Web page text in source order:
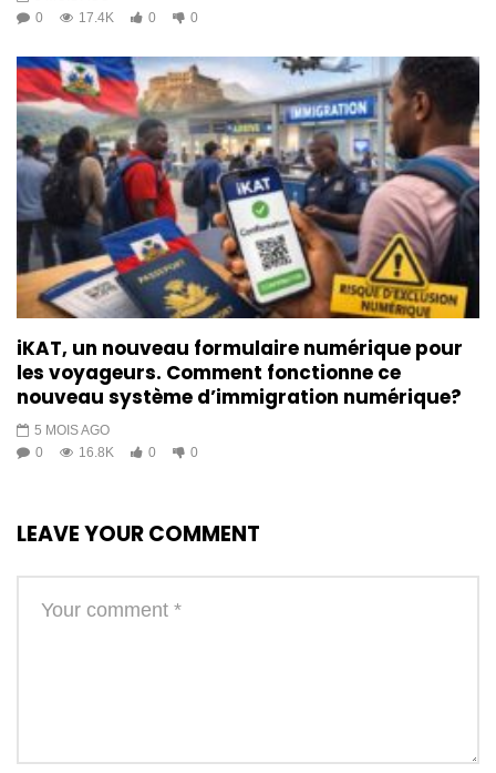
0
17.4K 0 0
iKAT, un nouveau formulaire numérique pour
les voyageurs. Comment fonctionne ce
nouveau système d’immigration numérique?
5 MOIS AGO
0
16.8K 0 0
LEAVE YOUR COMMENT